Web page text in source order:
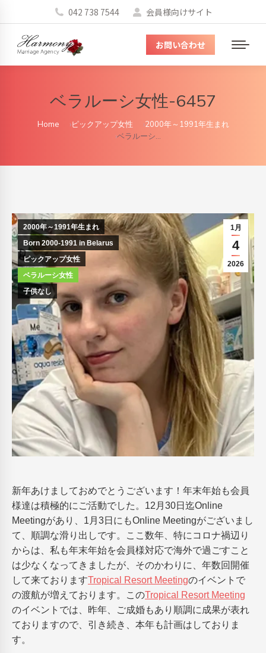
042 738 7544 会員様向けサイト
メ
ニ
お問い合わせ
ベラルーシ女性-6457
You are here:
Home ピックアップ女性
2000年～1991年生まれ
ベラルーシ…
1月
4
2026
2000年～1991年生まれ
Born 2000-1991 in Belarus
ピックアップ女性
ベラルーシ女性
子供なし
新年あけましておめでとうございます！年末年始も会員
様達は積極的にご活動でした。12月30日迄Online
Meetingがあり、1月3日にもOnline Meetingがございまし
て、順調な滑り出しです。ここ数年、特にコロナ禍辺り
からは、私も年末年始を会員様対応で海外で過ごすこと
は少なくなってきましたが、そのかわりに、年数回開催
して来ておりますTropical Resort Meetingのイベントで
の渡航が増えております。このTropical Resort Meeting
のイベントでは、昨年、ご成婚もあり順調に成果が表れ
ておりますので、引き続き、本年も計画はしておりま
す。